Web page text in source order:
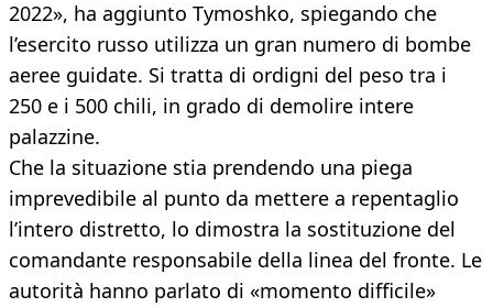
2022», ha aggiunto Tymoshko, spiegando che
l’esercito russo utilizza un gran numero di bombe
aeree guidate. Si tratta di ordigni del peso tra i
250 e i 500 chili, in grado di demolire intere
palazzine.
Che la situazione stia prendendo una piega
imprevedibile al punto da mettere a repentaglio
l’intero distretto, lo dimostra la sostituzione del
comandante responsabile della linea del fronte. Le
autorità hanno parlato di «momento difficile»